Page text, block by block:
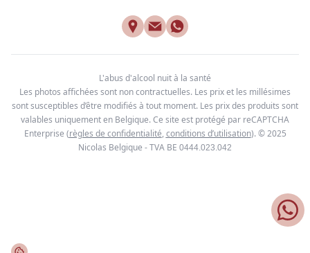
L'abus d'alcool nuit à la santé
Les photos affichées sont non contractuelles. Les prix et les millésimes
sont susceptibles d’être modifiés à tout moment. Les prix des produits sont
valables uniquement en Belgique. Ce site est protégé par reCAPTCHA
Enterprise (règles de confidentialité, conditions d’utilisation). © 2025
Nicolas Belgique - TVA BE 0444.023.042